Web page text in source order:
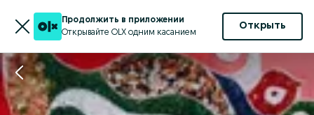
Продолжить в приложении
Открывайте OLX одним касанием
Открыть